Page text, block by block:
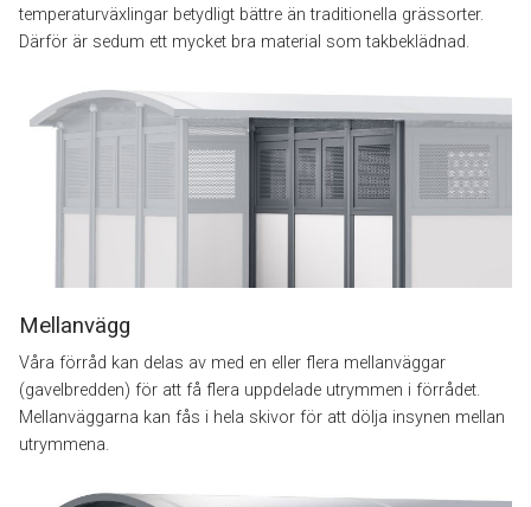
temperaturväxlingar betydligt bättre än traditionella grässorter.
Därför är sedum ett mycket bra material som takbeklädnad.
Mellanvägg
Våra förråd kan delas av med en eller flera mellanväggar
(gavelbredden) för att få flera uppdelade utrymmen i förrådet.
Mellanväggarna kan fås i hela skivor för att dölja insynen mellan
utrymmena.